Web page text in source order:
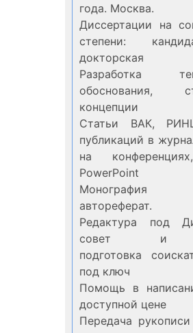
года. Москва.
Диссертации на
степени:
докторская
Разработка
обоснования,
концепции
Статьи ВАК,
публикаций в
на
PowerPoint
Монография
автореферат.
Редактура под
совет и
подготовка
под ключ
Помощь в
доступной цене
Передача